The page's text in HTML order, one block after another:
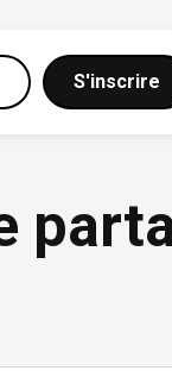
S'inscrire